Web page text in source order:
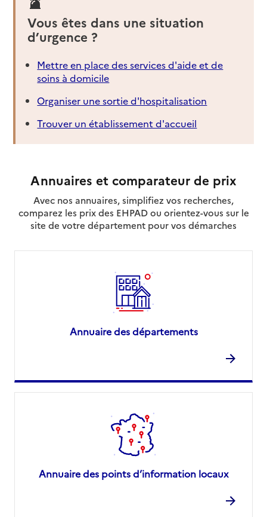
Vous êtes dans une situation
d’urgence ?
Mettre en place des services d'aide et de
soins à domicile
Organiser une sortie d'hospitalisation
Trouver un établissement d'accueil
Annuaires et comparateur de prix
Avec nos annuaires, simplifiez vos recherches,
comparez les prix des EHPAD ou orientez-vous sur le
site de votre département pour vos démarches
Annuaire des départements
Annuaire des points d’information locaux